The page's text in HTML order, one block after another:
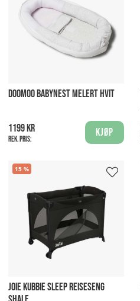
DOOMOO BABYNEST MELERT HVIT
1199 kr
Rek. pris:
Kjøp
15
JOIE KUBBIE SLEEP REISESENG